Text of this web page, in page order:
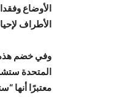
الأوضاع
الأطراف
وفي خضم هذه
المتحدة
معتبرًا أنها